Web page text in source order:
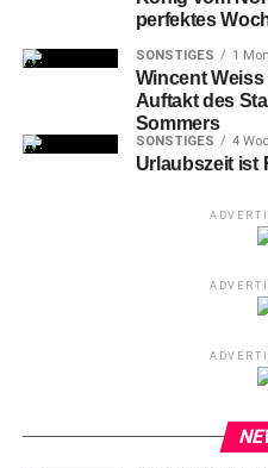
Maskottchen „Pucki“ war wie
einen Fotomarathon auf sich
Foto: TW / nürnberg life
gefragt war
ersten Eishockeyspiel in
Arena umbenannten
Spieler Jason Jaspers
perfektes
SONSTIGES 1
Wincent
Auftakt des
Sommers
SONSTIGES 4
Urlaubszeit ist